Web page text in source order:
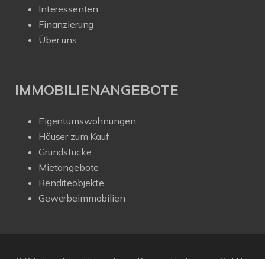
Interessenten
Finanzierung
Über uns
IMMOBILIENANGEBOTE
Eigentumswohnungen
Häuser zum Kauf
Grundstücke
Mietangebote
Renditeobjekte
Gewerbeimmobilien